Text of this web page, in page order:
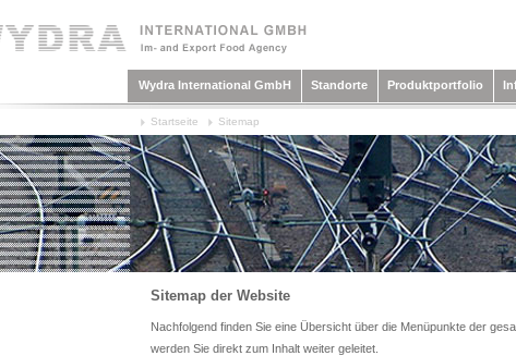
Wydra International GmbH Standorte Produktportfolio
Startseite Sitemap
Sitemap der Website
Nachfolgend finden Sie eine Übersicht über die Menüpunkte der
werden Sie direkt zum Inhalt weiter geleitet.